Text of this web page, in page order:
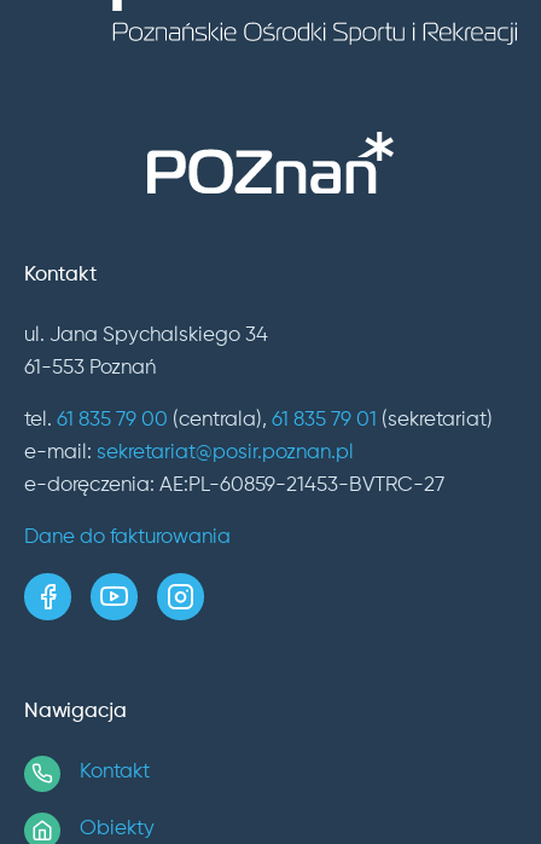
Kontakt
ul. Jana Spychalskiego 34
61-553 Poznań
tel. 61 835 79 00 (centrala), 61 835 79 01 (sekretariat)
e-mail: sekretariat@posir.poznan.pl
e-doręczenia: AE:PL-60859-21453-BVTRC-27
Dane do fakturowania
strona w serwisie Facebook
kanał w serwisie YouTube
profil w serwisie Instagram
Nawigacja
Kontakt
Obiekty